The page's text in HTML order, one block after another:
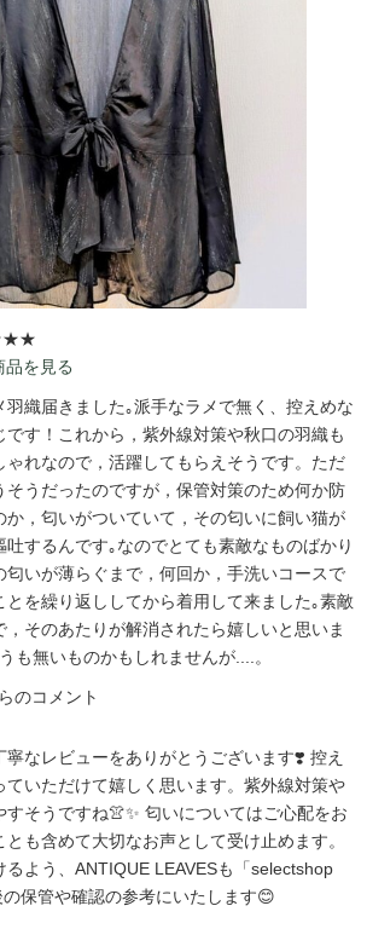
を見る
織届きました｡派手なラメで無く、控えめな
す！これから，紫外線対策や秋口の羽織も
ゃれなので，活躍してもらえそうです。ただ
そうだったのですが，保管対策のため何か防
か，匂いがついていて，その匂いに飼い猫が
するんです｡なのでとても素敵なものばかり
匂いが薄らぐまで，何回か，手洗いコースで
とを繰り返ししてから着用して来ました｡素敵
，そのあたりが解消されたら嬉しいと思いま
も無いものかもしれませんが....。
のコメント
寧なレビューをありがとうございます❣️ 控え
ていただけて嬉しく思います。紫外線対策や
そうですね👚✨ 匂いについてはご心配をお
も含めて大切なお声として受け止めます。
よう、ANTIQUE LEAVESも「selectshop
保管や確認の参考にいたします😊